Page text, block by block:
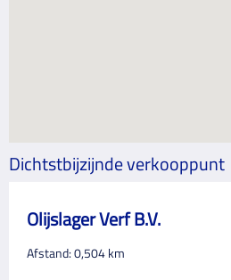
Dichtstbijzijnde verkooppunt
Olijslager Verf B.V.
Afstand:0,504km